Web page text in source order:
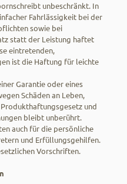
unbeschränkt. In
Fahrlässigkeit bei der
sowie bei
statt der Leistung haftet
eintretenden,
ist die Haftung für leichte
Garantie oder eines
Schäden an Leben,
und
bleibt unberührt.
auch für die persönliche
und Erfüllungsgehilfen.
Vorschriften.